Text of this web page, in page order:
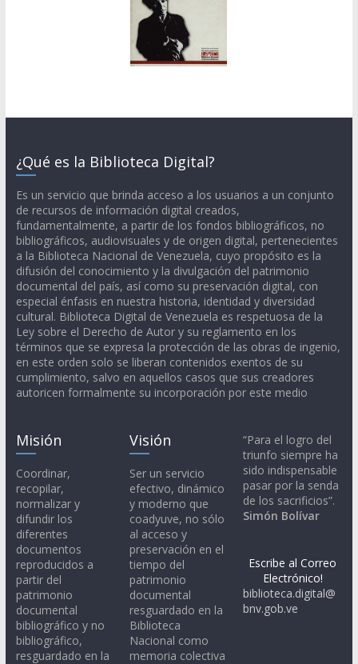
¿Qué es la Biblioteca Digital?
Es un servicio que brinda acceso a los usuarios a un conjunto
de recursos de información digital creados,
fundamentalmente, a partir de los fondos bibliográficos, no
bibliográficos, audiovisuales y de origen digital, pertenecientes
a la Biblioteca Nacional de Venezuela, cuyo propósito es la
difusión del conocimiento y la divulgación del patrimonio
documental del país, así como su preservación digital, con
especial énfasis en nuestra historia, identidad y diversidad
cultural. Biblioteca Digital de Venezuela es respetuosa de la
Ley sobre el Derecho de Autor y su reglamento en los
términos que se expresa la protección de las obras de ingenio,
en este orden solo se liberan contenidos exentos de su
cumplimiento, salvo en aquellos casos que sus creadores
autoricen formalmente su incorporación por este medio
Misión
Coordinar,
recopilar,
normalizar y
difundir los
diferentes
documentos
reproducidos a
partir del
patrimonio
documental
bibliográfico y no
bibliográfico,
resguardado en la
Visión
Ser un servicio
efectivo, dinámico
y moderno que
coadyuve, no sólo
al acceso y
preservación en el
tiempo del
patrimonio
documental
resguardado en la
Biblioteca
Nacional como
memoria colectiva
“Para el logro del
triunfo siempre ha
sido indispensable
pasar por la senda
de los sacrificios”.
Simón Bolívar
Escribe al Correo
Electrónico!
biblioteca.digital@
bnv.gob.ve